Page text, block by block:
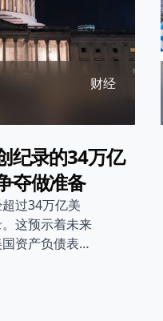
财经
纪录的34万亿
夺做准备
过34万亿美
这预示着未来
资产负债表将